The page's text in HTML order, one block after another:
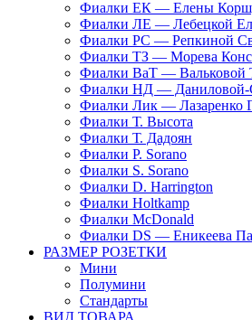
Фиалки ЕК — Елены
Фиалки ЛЕ — Лебецкой
Фиалки РС — Репкиной
Фиалки ТЗ — Морева
Фиалки ВаТ — Вальковой
Фиалки НД — Даниловой-
Фиалки Лик — Лазаренко
Фиалки Т. Высота
Фиалки Т. Дадоян
Фиалки P. Sorano
Фиалки S. Sorano
Фиалки D. Harrington
Фиалки Holtkamp
Фиалки McDonald
Фиалки DS — Еникеева
РАЗМЕР РОЗЕТКИ
Мини
Полумини
Стандарты